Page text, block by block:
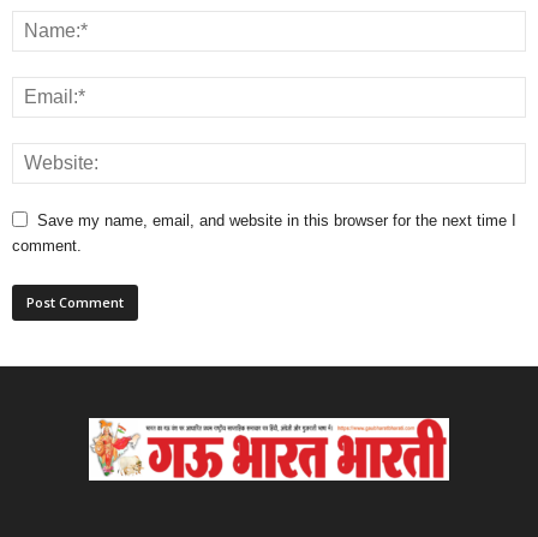
Save my name, email, and website in this browser for the next time I
comment.